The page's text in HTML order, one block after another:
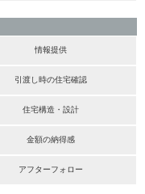
情報提供
引渡し時の住宅確認
住宅構造・設計
金額の納得感
アフターフォロー